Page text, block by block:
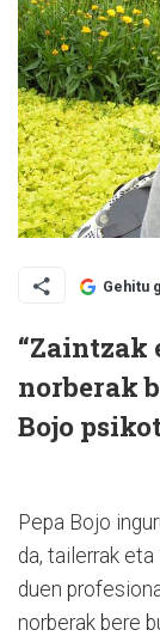
Gehitu
“Zaintzak
norberak
Bojo
Pepa Bojo
da, tailerrak
duen
norberak bere